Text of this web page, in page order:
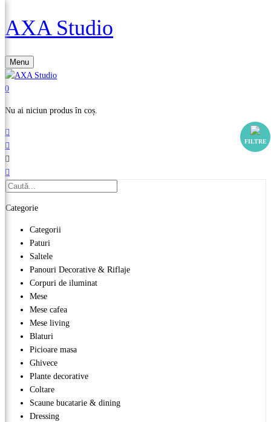
AXA Studio
Menu
0
Nu ai niciun produs în coș.
Categorie
Categorii
Paturi
Saltele
Panouri Decorative & Riflaje
Corpuri de iluminat
Mese
Mese cafea
Mese living
Blaturi
Picioare masa
Ghivece
Plante decorative
Coltare
Scaune bucatarie & dining
Dressing
FILTRE